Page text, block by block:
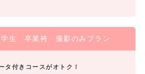
学生 卒業袴 撮影のみプラン
タ付きコースがオトク！